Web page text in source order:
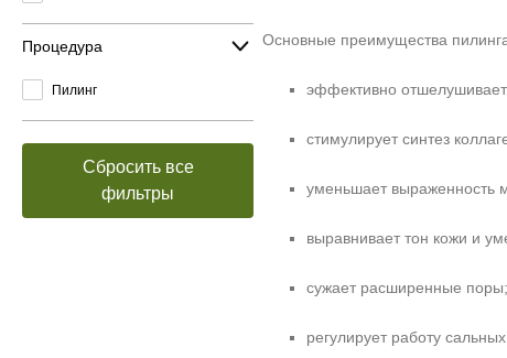
Процедура
Пилинг
Сбросить все
фильтры
Основные преимущества
эффективно
стимулирует синтез
уменьшает выраженность
выравнивает тон кожи и
сужает расширенные поры;
регулирует работу